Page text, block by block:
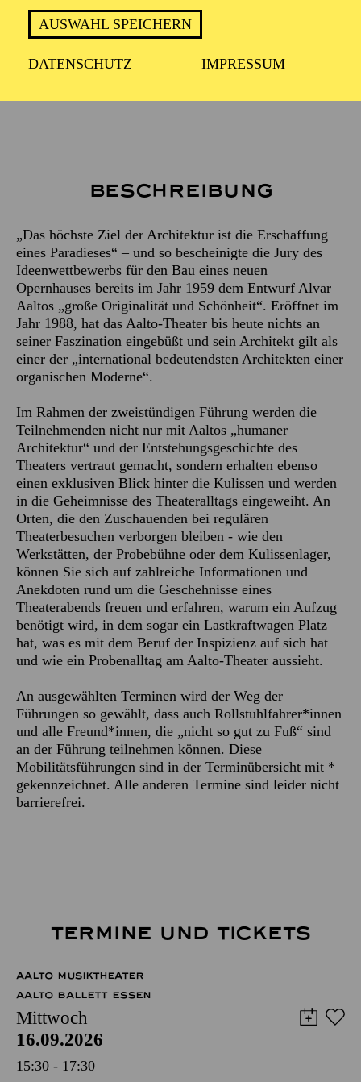
AUSWAHL SPEICHERN
DATENSCHUTZ IMPRESSUM
ca. 2 Stunden
Beschreibung
„Das höchste Ziel der Architektur ist die Erschaffung
eines Paradieses“ – und so bescheinigte die Jury des
Ideenwettbewerbs für den Bau eines neuen
Opernhauses bereits im Jahr 1959 dem Entwurf Alvar
Aaltos „große Originalität und Schönheit“. Eröffnet im
Jahr 1988, hat das Aalto-Theater bis heute nichts an
seiner Faszination eingebüßt und sein Architekt gilt als
einer der „international bedeutendsten Architekten einer
organischen Moderne“.
Im Rahmen der zweistündigen Führung werden die
Teilnehmenden nicht nur mit Aaltos „humaner
Architektur“ und der Entstehungsgeschichte des
Theaters vertraut gemacht, sondern erhalten ebenso
einen exklusiven Blick hinter die Kulissen und werden
in die Geheimnisse des Theateralltags eingeweiht. An
Orten, die den Zuschauenden bei regulären
Theaterbesuchen verborgen bleiben - wie den
Werkstätten, der Probebühne oder dem Kulissenlager,
können Sie sich auf zahlreiche Informationen und
Anekdoten rund um die Geschehnisse eines
Theaterabends freuen und erfahren, warum ein Aufzug
benötigt wird, in dem sogar ein Lastkraftwagen Platz
hat, was es mit dem Beruf der Inspizienz auf sich hat
und wie ein Probenalltag am Aalto-Theater aussieht.
An ausgewählten Terminen wird der Weg der
Führungen so gewählt, dass auch Rollstuhlfahrer*innen
und alle Freund*innen, die „nicht so gut zu Fuß“ sind
an der Führung teilnehmen können. Diese
Mobilitätsführungen sind in der Terminübersicht mit *
gekennzeichnet. Alle anderen Termine sind leider nicht
barrierefrei.
TERMINE UND TICKETS
AALTO MUSIKTHEATER
AALTO BALLETT ESSEN
Mittwoch
16.09.2026
15:30 - 17:30